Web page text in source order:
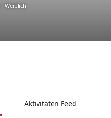
Weiblich
Aktivitäten Feed